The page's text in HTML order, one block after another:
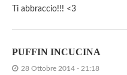
Ti abbraccio!!! <3
PUFFIN INCUCINA
28 Ottobre 2014 - 21:18